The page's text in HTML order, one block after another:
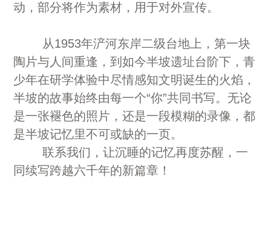
动，部分将作为素材，用于对外宣传。
从1953年浐河东岸二级台地上，第一块
陶片与人间重逢，到如今半坡遗址台阶下，青
少年在研学体验中尽情感知文明诞生的火焰，
半坡的故事始终由每一个“你”共同书写。无论
是一张褪色的照片，还是一段模糊的录像，都
是半坡记忆里不可或缺的一页。
联系我们，让沉睡的记忆再度苏醒，一
同续写跨越六千年的新篇章！